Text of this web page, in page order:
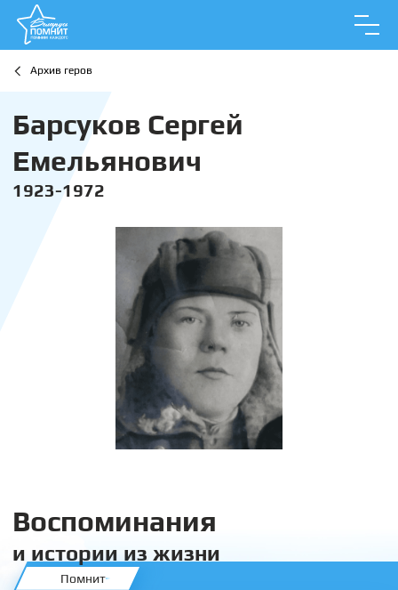
Архив геров
Барсуков Сергей
Емельянович
1923-1972
Воспоминания
и истории из жизни
Помнит